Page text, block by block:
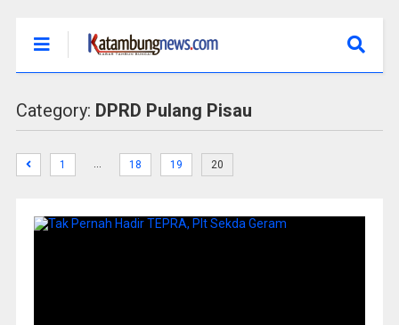
Category: DPRD Pulang Pisau
1 … 18 19 20